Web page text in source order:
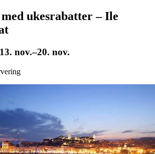
ukesrabatter – Ile
13. nov.–20. nov.